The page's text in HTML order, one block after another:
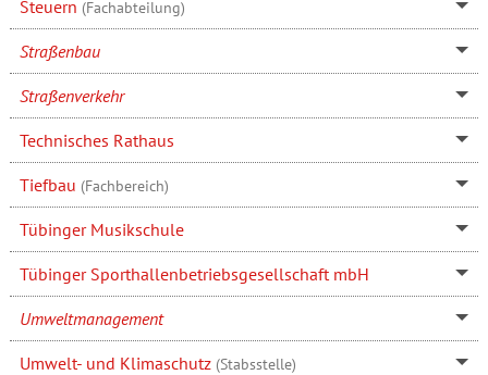
Steuern (Fachabteilung)
Straßenbau
Straßenverkehr
Technisches Rathaus
Tiefbau (Fachbereich)
Tübinger Musikschule
Tübinger Sporthallenbetriebsgesellschaft mbH
Umweltmanagement
Umwelt- und Klimaschutz (Stabsstelle)